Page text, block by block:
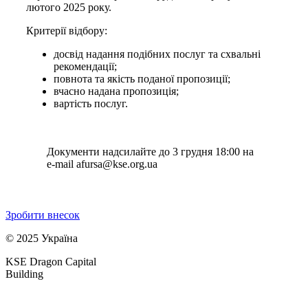
лютого 2025 року.
Критерії відбору:
досвід надання подібних послуг та схвальні
рекомендації;
повнота та якість поданої пропозиції;
вчасно надана пропозиція;
вартість послуг.
Документи надсилайте до 3 грудня 18:00 на
e-mail afursa@kse.org.ua
Зробити внесок
© 2025 Україна
KSE Dragon Capital
Building